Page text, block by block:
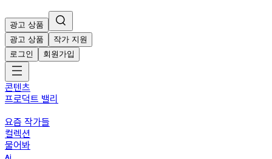
광고 상품
광고 상품
작가 지원
로그인
회원가입
콘텐츠
프로덕트 밸리
요즘 작가들
컬렉션
물어봐